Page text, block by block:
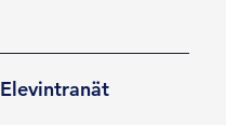
Elevintranät